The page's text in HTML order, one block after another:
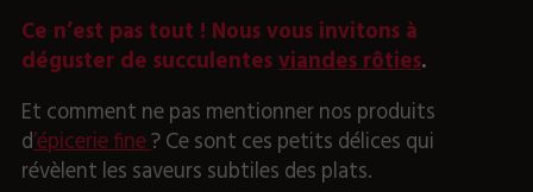
Ce n’est pas tout ! Nous vous invitons à
déguster de succulentesviandes rôties.
Et comment ne pas mentionner nos produits
d’épicerie fine? Ce sont ces petits délices qui
révèlent les saveurs subtiles des plats.